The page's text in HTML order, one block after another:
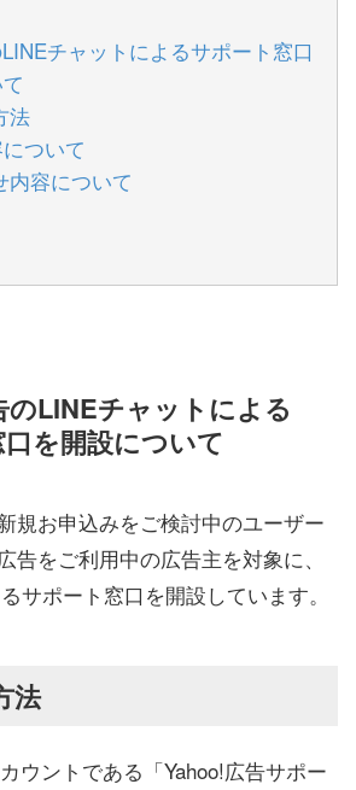
チャットによるサポート窓口
法
ついて
内容について
のLINEチャットによる
を開設について
規お申込みをご検討中のユーザー
告をご利用中の広告主を対象に、
サポート窓口を開設しています。
法
ウントである「Yahoo!広告サポー